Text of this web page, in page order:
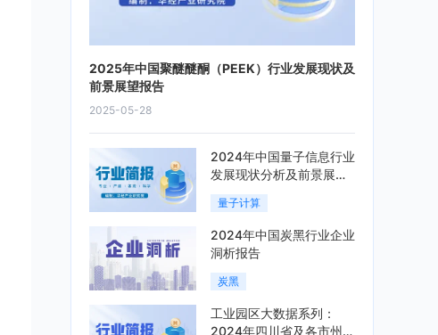
2025年中国聚醚醚酮（PEEK）行业发展现状及
前景展望报告
2025-05-28
2024年中国量子信息行业
发展现状分析及前景展望
报告
量子计算
2024年中国炭黑行业企业
洞析报告
炭黑
工业园区大数据系列：
2024年四川省及各市州工